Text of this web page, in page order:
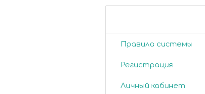
Правила системы
Регистрация
Личный кабинет